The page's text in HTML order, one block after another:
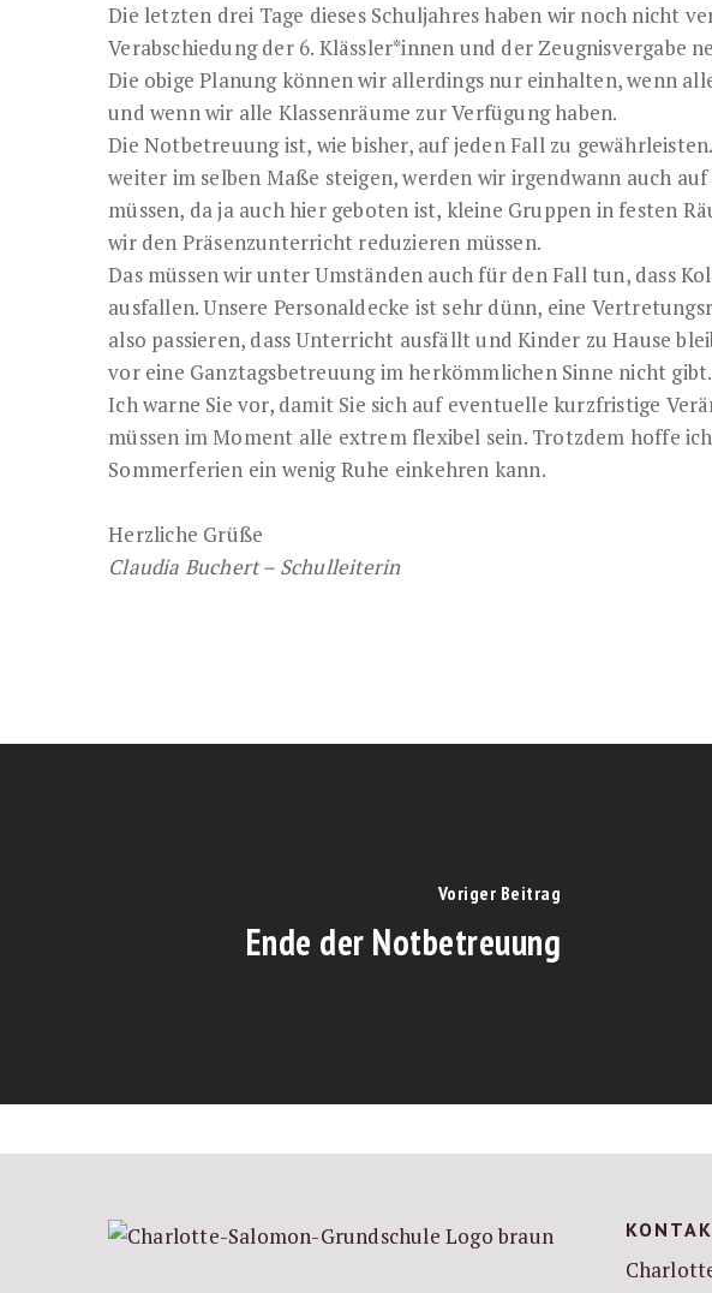
Die letzten drei Tage dieses Schuljahres haben wir noch nicht
Verabschiedung der 6. Klässler*innen und der Zeugnisvergabe
Die obige Planung können wir allerdings nur einhalten, wenn
und wenn wir alle Klassenräume zur Verfügung haben.
Die Notbetreuung ist, wie bisher, auf jeden Fall zu
weiter im selben Maße steigen, werden wir irgendwann auch
müssen, da ja auch hier geboten ist, kleine Gruppen in festen
wir den Präsenzunterricht reduzieren müssen.
Das müssen wir unter Umständen auch für den Fall tun, dass
ausfallen. Unsere Personaldecke ist sehr dünn, eine
also passieren, dass Unterricht ausfällt und Kinder zu Hause
vor eine Ganztagsbetreuung im herkömmlichen Sinne nicht gibt.
Ich warne Sie vor, damit Sie sich auf eventuelle kurzfristige
müssen im Moment alle extrem flexibel sein. Trotzdem hoffe
Sommerferien ein wenig Ruhe einkehren kann.
Herzliche Grüße
Claudia Buchert – Schulleiterin
Voriger Beitrag
Ende der Notbetreuung